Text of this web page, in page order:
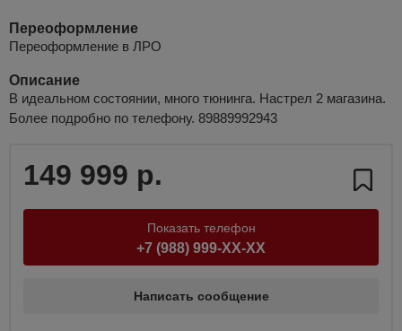
Переоформление
Переоформление в ЛРО
Описание
В идеальном состоянии, много тюнинга. Настрел 2 магазина.
Более подробно по телефону. 89889992943
149 999 р.
Показать телефон
+7 (988) 999-XX-XX
Написать сообщение